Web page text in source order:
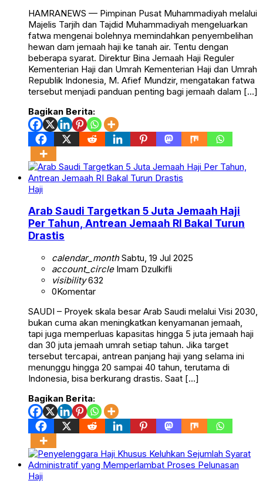
HAMRANEWS — Pimpinan Pusat Muhammadiyah melalui
Majelis Tarjih dan Tajdid Muhammadiyah mengeluarkan
fatwa mengenai bolehnya memindahkan penyembelihan
hewan dam jemaah haji ke tanah air. Tentu dengan
beberapa syarat. Direktur Bina Jemaah Haji Reguler
Kementerian Haji dan Umrah Kementerian Haji dan Umrah
Republik Indonesia, M. Afief Mundzir, mengatakan fatwa
tersebut menjadi panduan penting bagi jemaah dalam […]
Bagikan Berita:
Haji
Arab Saudi Targetkan 5 Juta Jemaah Haji
Per Tahun, Antrean Jemaah RI Bakal Turun
Drastis
calendar_monthSabtu, 19 Jul 2025
account_circleImam Dzulkifli
visibility632
0Komentar
SAUDI – Proyek skala besar Arab Saudi melalui Visi 2030,
bukan cuma akan meningkatkan kenyamanan jemaah,
tapi juga memperluas kapasitas hingga 5 juta jemaah haji
dan 30 juta jemaah umrah setiap tahun. Jika target
tersebut tercapai, antrean panjang haji yang selama ini
menunggu hingga 20 sampai 40 tahun, terutama di
Indonesia, bisa berkurang drastis. Saat […]
Bagikan Berita:
Haji